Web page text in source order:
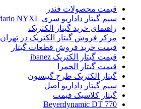
قیمت محصولات فندر
سیم گیتار داداریو سری Daddario NYXL
راهنمای خرید گیتار الکتریک
مرکز فروش گیتار الکتریک در تهران
قیمت خرید فروش قطعات گیتار
قیمت گیتار الکتریک ibanez
قیمت گیتار الحمرا
گیتار الکتریک طرح گیبسون
سیم گیتار داداریو اصل
گیتار کلاسیک قیمت
Beyerdynamic DT 770